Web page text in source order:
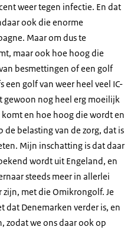
weer tegen infectie. En dat
ook die enorme
Maar om dus te
maar ook hoe hoog die
besmettingen of een golf
een golf van weer heel veel IC-
nog heel erg moeilijk
en hoe hoog die wordt en
belasting van de zorg, dat is
Mijn inschatting is dat daar
wordt uit Engeland, en
steeds meer in allerlei
met die Omikrongolf. Je
dat Denemarken verder is, en
zodat we ons daar ook op